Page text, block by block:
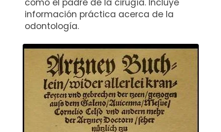
información práctica acerca de la
odontología.